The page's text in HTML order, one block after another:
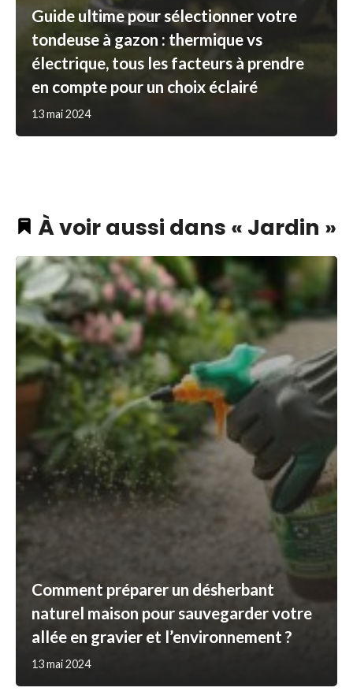
Guide ultime pour sélectionner votre
tondeuse à gazon : thermique vs
électrique, tous les facteurs à prendre
en compte pour un choix éclairé
13 mai 2024
À voir aussi dans « Jardin »
Comment préparer un désherbant
naturel maison pour sauvegarder votre
allée en gravier et l’environnement ?
13 mai 2024